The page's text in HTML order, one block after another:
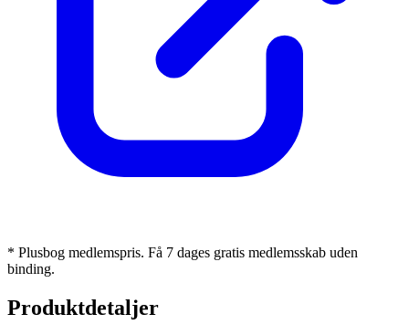
* Plusbog medlemspris. Få 7 dages gratis medlemsskab uden
binding.
Produktdetaljer